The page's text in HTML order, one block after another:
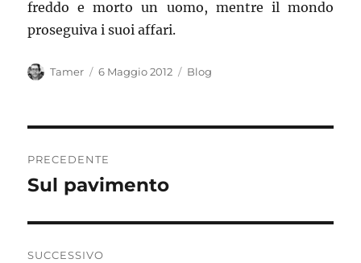
freddo e morto un uomo, mentre il mondo
proseguiva i suoi affari.
Autore
Tamer
Pubblicato
6 Maggio 2012 Categorie
Blog
articoli
PRECEDENTE
Articolo
Sul pavimento
SUCCESSIVO